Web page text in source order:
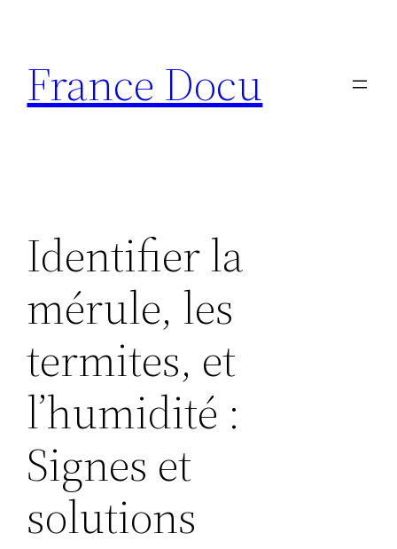
contenu
France Docu
Identifier la
mérule, les
termites, et
l’humidité :
Signes et
solutions